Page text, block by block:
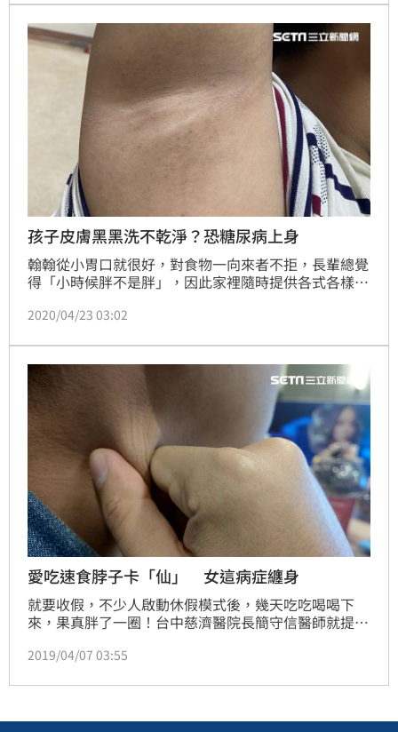
出小杰糖化血色素高達7.3%，確診為第二型糖尿病。
經治療三個月後，小杰的糖化血色素目前已降到
6.7%，恢復良好。
孩子皮膚黑黑洗不乾淨？恐糖尿病上身
翰翰從小胃口就很好，對食物一向來者不拒，長輩總覺
得「小時候胖不是胖」，因此家裡隨時提供各式各樣的
一個成人還多！
2020/04/23 03:02
愛吃速食脖子卡「仙」 女這病症纏身
就要收假，不少人啟動休假模式後，幾天吃吃喝喝下
來，果真胖了一圈！台中慈濟醫院長簡守信醫師就提
少吃一餐！
2019/04/07 03:55